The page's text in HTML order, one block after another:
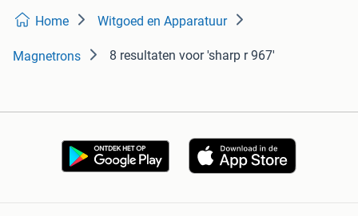
Home Witgoed en Apparatuur
Magnetrons 8 resultaten voor 'sharp r 967'